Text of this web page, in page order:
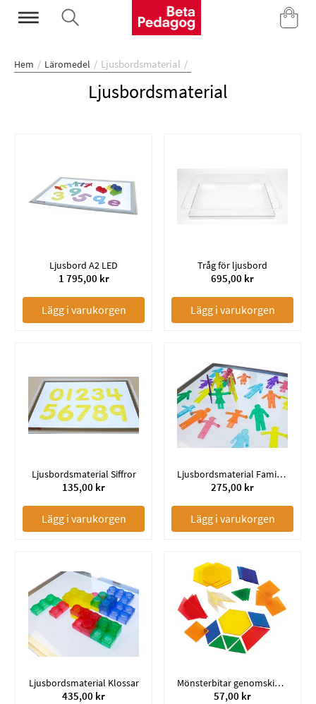
Mina Sidor
Hem Läromedel Ljusbordsmaterial
Ljusbordsmaterial
Ljusbord A2 LED
1 795,00 kr
Lägg i varukorgen
Tråg för ljusbord
695,00 kr
Lägg i varukorgen
Ljusbordsmaterial Siffror
135,00 kr
Lägg i varukorgen
Ljusbordsmaterial Familjer
275,00 kr
Lägg i varukorgen
Ljusbordsmaterial Klossar
435,00 kr
Mönsterbitar genomskinliga (49)
57,00 kr